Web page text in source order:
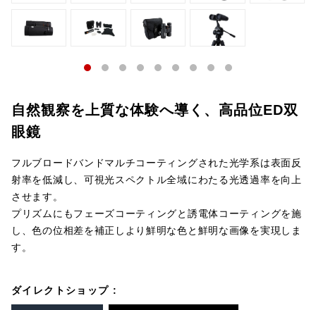
自然観察を上質な体験へ導く、高品位ED双
眼鏡
フルブロードバンドマルチコーティングされた光学系は表面反
射率を低減し、可視光スペクトル全域にわたる光透過率を向上
させます。
プリズムにもフェーズコーティングと誘電体コーティングを施
し、色の位相差を補正しより鮮明な色と鮮明な画像を実現しま
す。
ダイレクトショップ :